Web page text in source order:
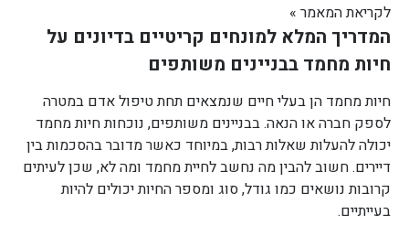
לקריאת המאמר »
המדריך המלא למונחים קריטיים בדיונים על
חיות מחמד בבניינים משותפים
חיות מחמד הן בעלי חיים שנמצאים תחת טיפול אדם במטרה
לספק חברה או הנאה. בבניינים משותפים, נוכחות חיות מחמד
יכולה להעלות שאלות רבות, במיוחד כאשר מדובר בהסכמות בין
דיירים. חשוב להבין מה נחשב לחיית מחמד ומה לא, שכן לעיתים
קרובות נושאים כמו גודל, סוג ומספר החיות יכולים להיות
בעייתיים.